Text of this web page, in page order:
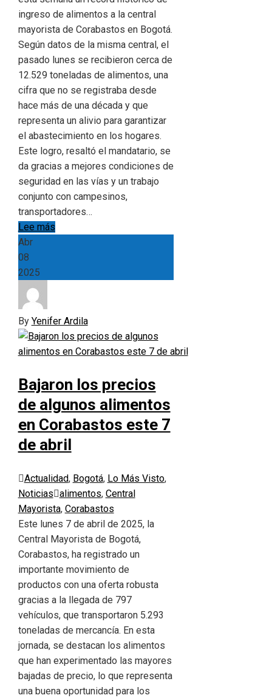
ingreso de alimentos a la central
mayorista de Corabastos en Bogotá.
Según datos de la misma central, el
pasado lunes se recibieron cerca de
12.529 toneladas de alimentos, una
cifra que no se registraba desde
hace más de una década y que
representa un alivio para garantizar
el abastecimiento en los hogares.
Este logro, resaltó el mandatario, se
da gracias a mejores condiciones de
seguridad en las vías y un trabajo
conjunto con campesinos,
transportadores…
Lee más
Abr
08
2025
By Yenifer Ardila
Bajaron los precios
de algunos alimentos
en Corabastos este 7
de abril
Actualidad, Bogotá, Lo Más Visto,
Noticias alimentos, Central
Mayorista, Corabastos
Este lunes 7 de abril de 2025, la
Central Mayorista de Bogotá,
Corabastos, ha registrado un
importante movimiento de
productos con una oferta robusta
gracias a la llegada de 797
vehículos, que transportaron 5.293
toneladas de mercancía. En esta
jornada, se destacan los alimentos
que han experimentado las mayores
bajadas de precio, lo que representa
una buena oportunidad para los